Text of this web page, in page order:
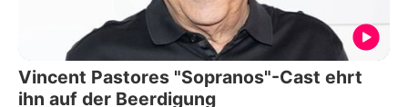
Vincent Pastores "Sopranos"-Cast ehrt
ihn auf der Beerdigung